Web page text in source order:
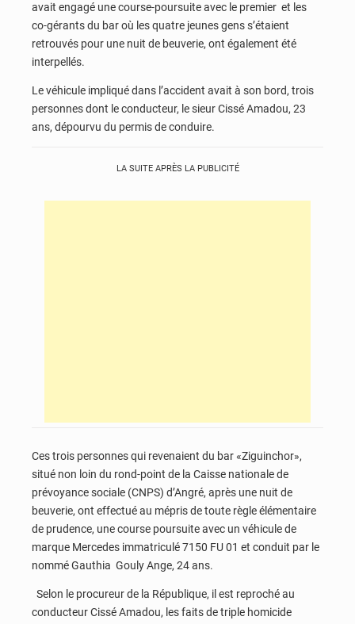
avait engagé une course-poursuite avec le premier et les
co-gérants du bar où les quatre jeunes gens s’étaient
retrouvés pour une nuit de beuverie, ont également été
interpellés.
Le véhicule impliqué dans l’accident avait à son bord, trois
personnes dont le conducteur, le sieur Cissé Amadou, 23
ans, dépourvu du permis de conduire.
LA SUITE APRÈS LA PUBLICITÉ
Ces trois personnes qui revenaient du bar «Ziguinchor»,
situé non loin du rond-point de la Caisse nationale de
prévoyance sociale (CNPS) d’Angré, après une nuit de
beuverie, ont effectué au mépris de toute règle élémentaire
de prudence, une course poursuite avec un véhicule de
marque Mercedes immatriculé 7150 FU 01 et conduit par le
nommé Gauthia Gouly Ange, 24 ans.
Selon le procureur de la République, il est reproché au
conducteur Cissé Amadou, les faits de triple homicide